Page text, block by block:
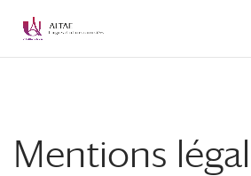
Mentions